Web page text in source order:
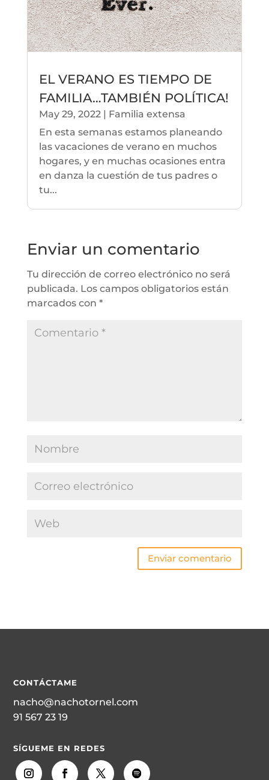
EL VERANO ES TIEMPO DE
FAMILIA…TAMBIÉN POLÍTICA!
May 29, 2022| Familia extensa
En esta semanas estamos planeando
las vacaciones de verano en muchos
hogares, y en muchas ocasiones entra
en danza la cuestión de tus padres o
tu...
Enviar un comentario
Tu dirección de correo electrónico no será
publicada. Los campos obligatorios están
marcados con *
Enviar comentario
CONTÁCTAME
nacho@nachotornel.com
91 567 23 19
SÍGUEME EN REDES